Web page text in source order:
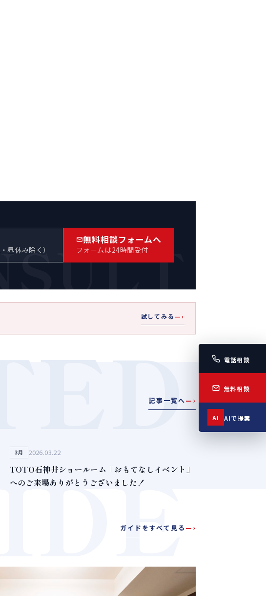
昼休み除く）
無料相談フォームへ
フォームは24時間受付
試してみる —›
記事一覧へ—›
3月 2026.03.22
TOTO石神井ショールーム「おもてなしイベント」
へのご来場ありがとうございました！
ガイドをすべて見る —›
電話相談
無料相談
AI AIで提案